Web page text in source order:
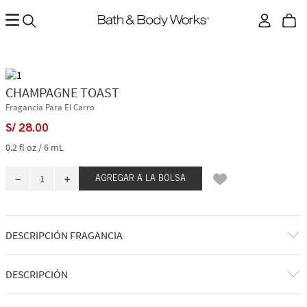
CHAMPAGNE TOAST
Fragancia Para El Carro
S/ 28.00
0.2 fl oz / 6 mL
＋
－ AGREGAR A LA BOLSA
DESCRIPCIÓN FRAGANCIA
A qué huele: un spritzer afrutado, dulce y espumoso.
DESCRIPCIÓN